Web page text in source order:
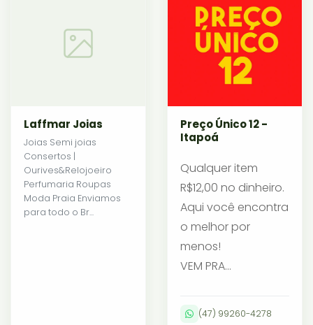
Laffmar Joias
Joias Semi joias
Consertos |
Ourives&Relojoeiro
Perfumaria Roupas
Moda Praia Enviamos
para todo o Br...
Preço Único 12 -
Itapoá
Qualquer item
R$12,00 no dinheiro.
Aqui você encontra
o melhor por
menos!
VEM PRA...
(47) 99260-4278